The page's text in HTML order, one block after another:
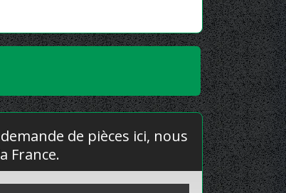
de pièces ici, nous
France.